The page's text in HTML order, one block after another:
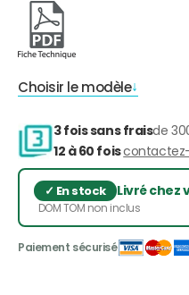
Choisir le modèle
3 fois sans fraisde
12 à 60 fois
Livré chez
DOM TOM non inclus